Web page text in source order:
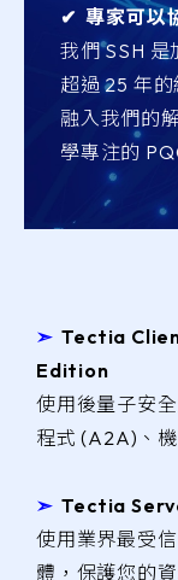
✔︎ 專家可以
我們 SSH
超過 25 年
融入我們的
學專注的
➣Tectia
Edition
使用後量子安
程式 (A2A)、
➣Tectia
使用業界最受
體，保護您的